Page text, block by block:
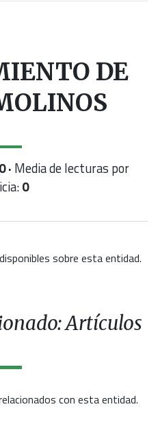
DE
0 · Media de lecturas por
0
sobre esta entidad.
Artículos
con esta entidad.